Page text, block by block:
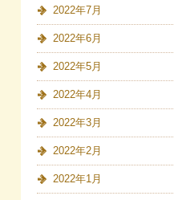
2022年7月
2022年6月
2022年5月
2022年4月
2022年3月
2022年2月
2022年1月